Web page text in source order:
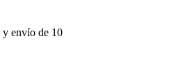
y envío de 10